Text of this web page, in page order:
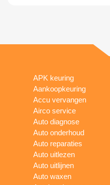
APK keuring
Aankoopkeuring
Accu vervangen
Airco service
Auto diagnose
Auto onderhoud
Auto reparaties
Auto uitlezen
Auto uitlijnen
Auto waxen